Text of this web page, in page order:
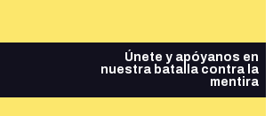
Únete y apóyanos en
nuestra batalla contra la
mentira